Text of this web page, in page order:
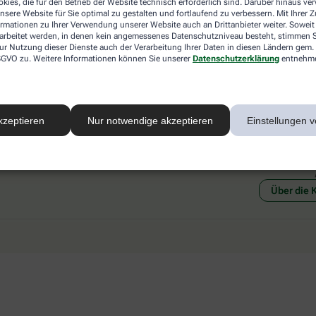
die für den Betrieb der Website technisch erforderlich sind. Darüber hinaus
Website für Sie optimal zu gestalten und fortlaufend zu verbessern. Mit Ihrer
zu Ihrer Verwendung unserer Website auch an Drittanbieter weiter. Soweit
werden, in denen kein angemessenes Datenschutzniveau besteht, stimmen
Nutzung dieser Dienste auch der Verarbeitung Ihrer Daten in diesen Ländern
zu. Weitere Informationen können Sie unserer Datenschutzerklärung
Nur notwendige akzeptieren Einstellungen
einer anderen akzeptierten
Ihrer Apotheke vor Ort.
Abholung in der Apotheke
Botendienstlieferung
Über die